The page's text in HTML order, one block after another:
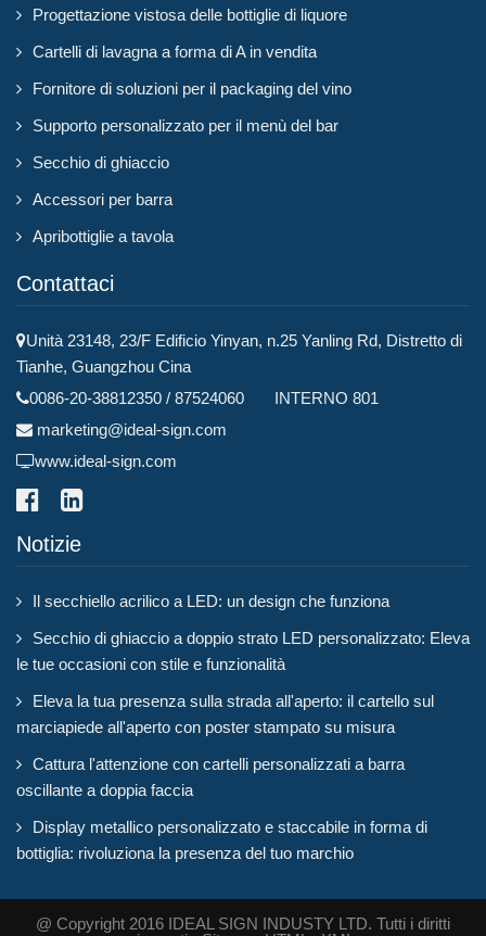
Progettazione vistosa delle bottiglie di liquore
Cartelli di lavagna a forma di A in vendita
Fornitore di soluzioni per il packaging del vino
Supporto personalizzato per il menù del bar
Secchio di ghiaccio
Accessori per barra
Apribottiglie a tavola
Contattaci
Unità 23148, 23/F Edificio Yinyan, n.25 Yanling Rd, Distretto di
Tianhe, Guangzhou Cina
0086-20-38812350 / 87524060 INTERNO 801
marketing@ideal-sign.com
www.ideal-sign.com
Notizie
Il secchiello acrilico a LED: un design che funziona
Secchio di ghiaccio a doppio strato LED personalizzato: Eleva
le tue occasioni con stile e funzionalità
Eleva la tua presenza sulla strada all'aperto: il cartello sul
marciapiede all'aperto con poster stampato su misura
Cattura l'attenzione con cartelli personalizzati a barra
oscillante a doppia faccia
Display metallico personalizzato e staccabile in forma di
bottiglia: rivoluziona la presenza del tuo marchio
@ Copyright 2016 IDEAL SIGN INDUSTY LTD. Tutti i diritti